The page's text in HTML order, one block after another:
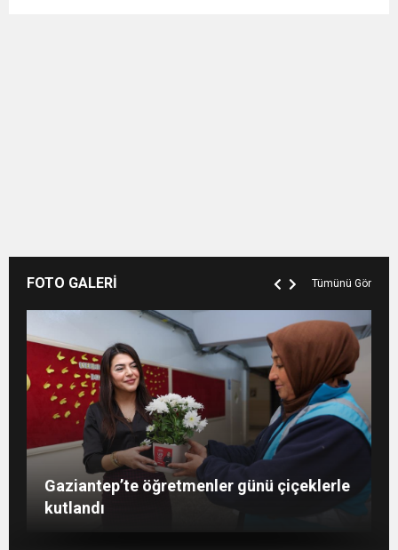
FOTO GALERİ Tümünü Gör
Konukoğlu: Türkiye ekonomisine 11 farklı
sektörde değer katıyoruz
Gaziantep’te öğretmenler günü çiçeklerle
kutlandı
GAÜN’de gri kod tatbikatı gerçeği
Şahin: “İstikbalimizi şekillendirecek olan
sizlersiniz”